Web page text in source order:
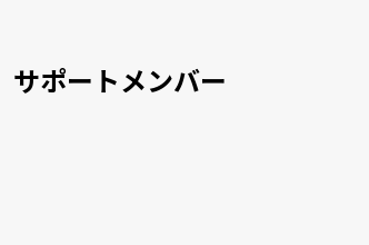
サポートメンバー